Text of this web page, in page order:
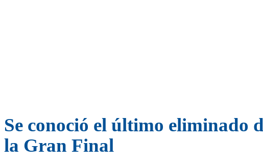
Se conoció el último eliminado
la Gran Final